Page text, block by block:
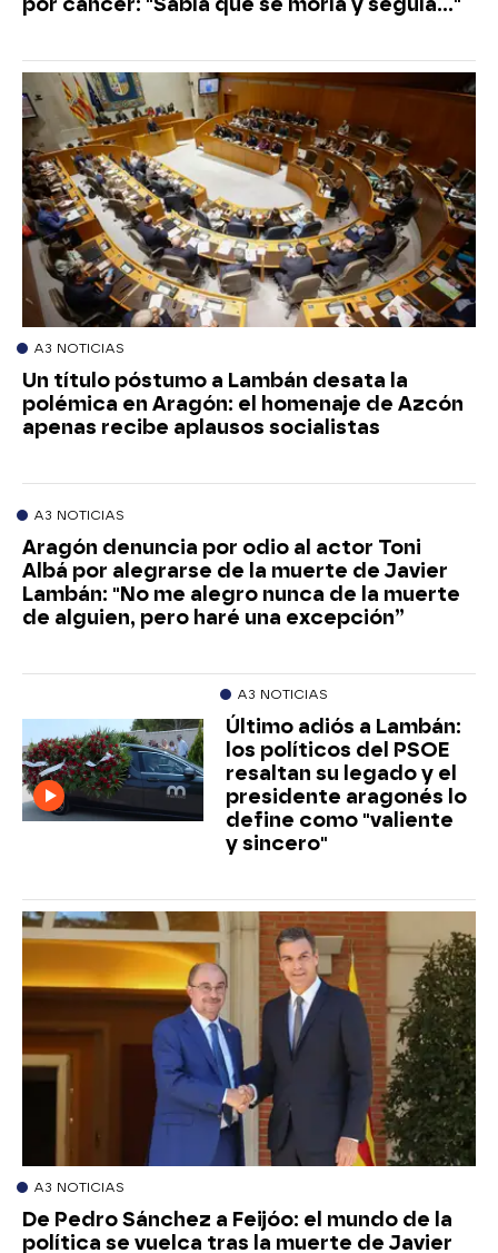
A3 NOTICIAS
Un título póstumo a Lambán desata la
polémica en Aragón: el homenaje de Azcón
apenas recibe aplausos socialistas
A3 NOTICIAS
Aragón denuncia por odio al actor Toni
Albá por alegrarse de la muerte de Javier
Lambán: "No me alegro nunca de la muerte
de alguien, pero haré una excepción”
A3 NOTICIAS
Último adiós a Lambán:
los políticos del PSOE
resaltan su legado y el
presidente aragonés lo
define como "valiente
y sincero"
A3 NOTICIAS
De Pedro Sánchez a Feijóo: el mundo de la
política se vuelca tras la muerte de Javier